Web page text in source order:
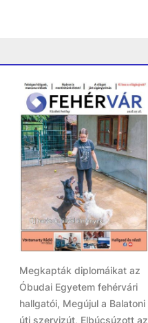
Megkapták diplomáikat az
Óbudai Egyetem fehérvári
hallgatói, Megújul a Balatoni
úti szervizút, Elbúcsúzott az